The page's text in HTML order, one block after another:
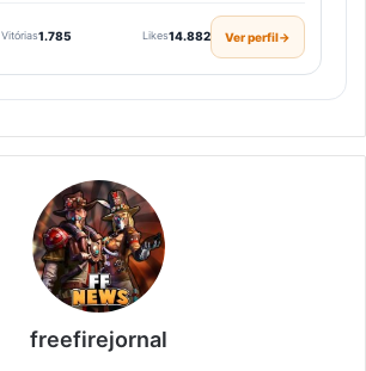
Vitórias1.785 Likes14.882 Ver perfil→
freefirejornal